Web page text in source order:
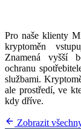
Pro naše klienty
kryptoměn
Znamená vyšší
ochranu
službami.
ale prostředí, ve
kdy dříve.
Zobrazit